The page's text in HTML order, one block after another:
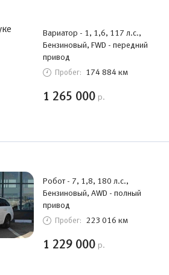
Вариатор - 1, 1,6, 117 л.с.,
Бензиновый, FWD - передний
привод
Пробег: 174 884 км
1 265 000 р.
Робот - 7, 1,8, 180 л.с.,
Бензиновый, AWD - полный
привод
Пробег: 223 016 км
1 229 000 р.